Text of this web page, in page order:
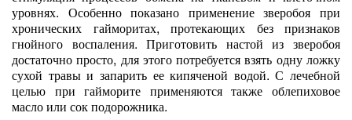
уровнях. Особенно показано применение зверобоя при
хронических гайморитах, протекающих без признаков
гнойного воспаления. Приготовить настой из зверобоя
достаточно просто, для этого потребуется взять одну ложку
сухой травы и запарить ее кипяченой водой. С лечебной
целью при гайморите применяются также облепиховое
масло или сок подорожника.